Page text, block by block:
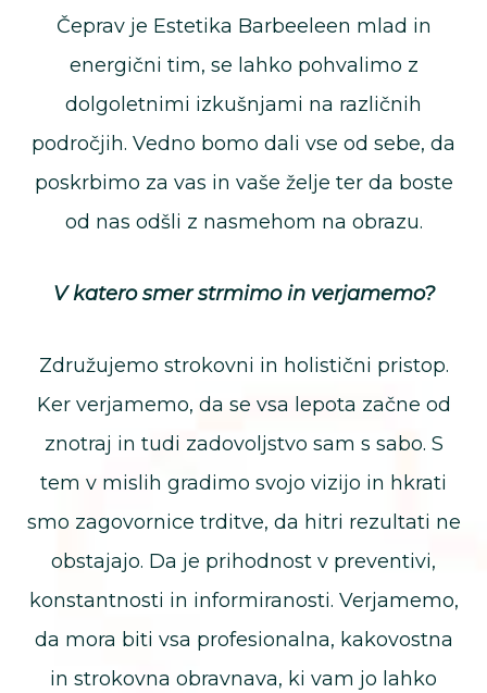
Čeprav je Estetika Barbeeleen mlad in
energični tim, se lahko pohvalimo z
dolgoletnimi izkušnjami na različnih
področjih. Vedno bomo dali vse od sebe, da
poskrbimo za vas in vaše želje ter da boste
od nas odšli z nasmehom na obrazu.
V katero smer strmimo in verjamemo?
Združujemo strokovni in holistični pristop.
Ker verjamemo, da se vsa lepota začne od
znotraj in tudi zadovoljstvo sam s sabo. S
tem v mislih gradimo svojo vizijo in hkrati
smo zagovornice trditve, da hitri rezultati ne
obstajajo. Da je prihodnost v preventivi,
konstantnosti in informiranosti. Verjamemo,
da mora biti vsa profesionalna, kakovostna
in strokovna obravnava, ki vam jo lahko